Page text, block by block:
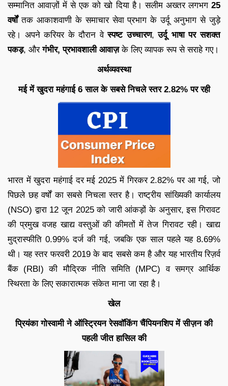
सम्मानित आवाज़ों में से एक को खो दिया है। सलीम अख्तर लगभग 25
वर्षोंतक आकाशवाणी के समाचार सेवा प्रभाग के उर्दू अनुभाग से जुड़े
रहे। अपने करियर के दौरान वेस्पष्ट उच्चारण,उर्दू भाषा पर सशक्त
पकड़, औरगंभीर, प्रभावशाली आवाज़के लिए व्यापक रूप से सराहे गए।
अर्थव्यवस्था
मई में खुदरा महंगाई 6 साल के सबसे निचले स्तर 2.82% पर रही
भारत में खुदरा महंगाई दर मई 2025 में गिरकर 2.82% पर आ गई, जो
पिछले छह वर्षों का सबसे निचला स्तर है। राष्ट्रीय सांख्यिकी कार्यालय
(NSO) द्वारा 12 जून 2025 को जारी आंकड़ों के अनुसार, इस गिरावट
की प्रमुख वजह खाद्य वस्तुओं की कीमतों में तेज गिरावट रही। खाद्य
मुद्रास्फीति 0.99% दर्ज की गई, जबकि एक साल पहले यह 8.69%
थी। यह स्तर फरवरी 2019 के बाद सबसे कम है और यह भारतीय रिज़र्व
बैंक (RBI) की मौद्रिक नीति समिति (MPC) व समग्र आर्थिक
स्थिरता के लिए सकारात्मक संकेत माना जा रहा है।
खेल
प्रियंका गोस्वामी ने ऑस्ट्रियन रेसवॉकिंग चैंपियनशिप में सीज़न की
पहली जीत हासिल की